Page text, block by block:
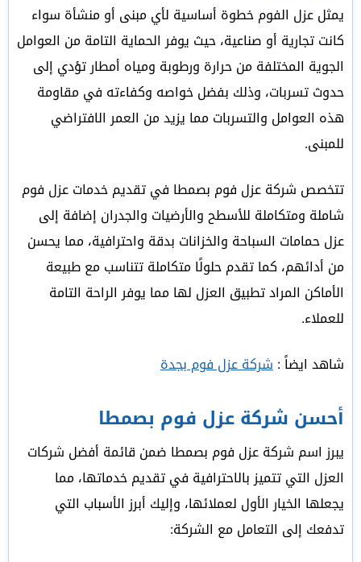
يمثل عزل الفوم خطوة أساسية لأي مبنى أو منشأة سواء
كانت تجارية أو صناعية، حيث يوفر الحماية التامة من العوامل
الجوية المختلفة من حرارة ورطوبة ومياه أمطار تؤدي إلى
حدوث تسربات، وذلك بفضل خواصه وكفاءته في مقاومة
هذه العوامل والتسربات مما يزيد من العمر الافتراضي
للمبنى.
تتخصص شركة عزل فوم بصمطا في تقديم خدمات عزل فوم
شاملة ومتكاملة للأسطح والأرضيات والجدران إضافة إلى
عزل حمامات السباحة والخزانات بدقة واحترافية، مما يحسن
من أدائهم، كما تقدم حلولًا متكاملة تتناسب مع طبيعة
الأماكن المراد تطبيق العزل لها مما يوفر الراحة التامة
للعملاء.
شاهد ايضاً :شركة عزل فوم بجدة
أحسن شركة عزل فوم بصمطا
يبرز اسم شركة عزل فوم بصمطا ضمن قائمة أفضل شركات
العزل التي تتميز بالاحترافية في تقديم خدماتها، مما
يجعلها الخيار الأول لعملائها، وإليك أبرز الأسباب التي
تدفعك إلى التعامل مع الشركة: